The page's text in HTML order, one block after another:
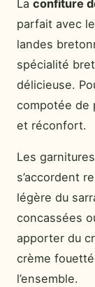
La confiture
parfait avec
landes
spécialité
délicieuse.
compotée de
et réconfort.
Les
s’accordent
légère du
concassées
apporter du
crème
l’ensemble.